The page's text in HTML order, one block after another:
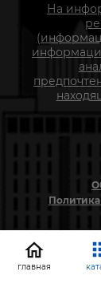
На
главная